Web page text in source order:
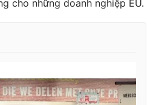
897 897
cho những doanh nghiệp EU.